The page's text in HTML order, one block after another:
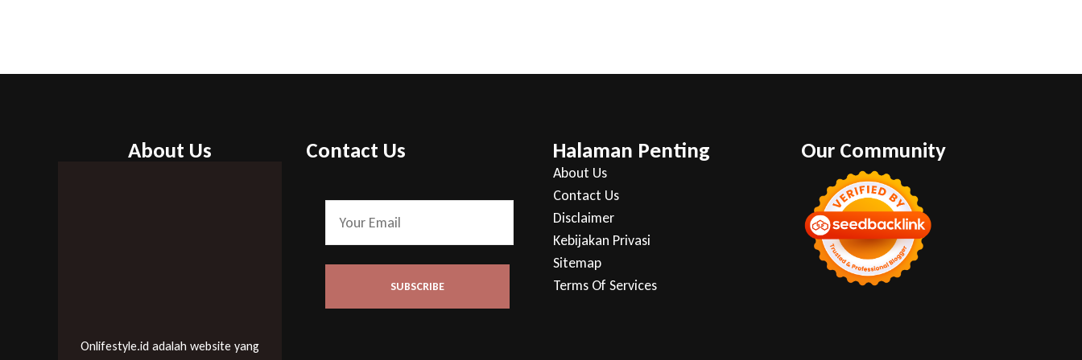
About Us
Onlifestyle.id adalah website yang
Contact Us Halaman Penting
About Us
Contact Us
Disclaimer
Kebijakan Privasi
Sitemap
Terms Of Services
Our Community